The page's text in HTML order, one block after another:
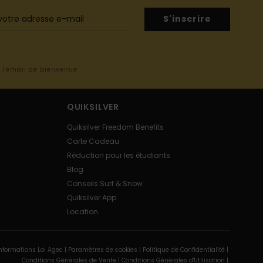
S'inscrire
de bienvenue
QUIKSILVER
Quiksilver Freedom Benefits
Carte Cadeau
Réduction pour les étudiants
Blog
Conseils Surf & Snow
Quiksilver App
Location
Loi Agec | Paramètres de cookies | Politique de Confidentialité |
Conditions Générales de Vente | Conditions Générales d'Utilisation |